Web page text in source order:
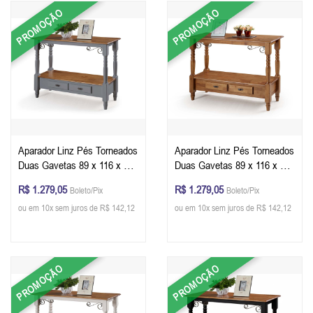
PROMOÇÃO
Aparador Linz Pés Torneados
Duas Gavetas 89 x 116 x 40
Escuro - Imbuia Glazer
R$ 1.279,05 Boleto/Pix
ou em 10x sem juros de R$ 142,12
PROMOÇÃO
Aparador Linz Pés Torneados
Duas Gavetas 89 x 116 x 40
Glazer
R$ 1.279,05 Boleto/Pix
ou em 10x sem juros de R$ 142,12
PROMOÇÃO PROMOÇÃO